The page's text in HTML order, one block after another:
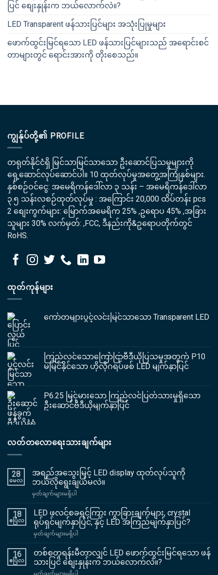
ပြင် စျေးနှုန်းက ဘယ်လောက်လဲ။?
LED Transparent ဖန်သားပြင်များ အသုံးပြုမှုများ
ဖောက်ထွင်းမြင်ရသော LED ဖန်သားပြင်များသည် အရောင်းစင်
တာများတွင် ရောင်းအားကို တိုးစေသည်။
ကျွန်ုပ်တို့၏ PROFILE
တရုတ်နိုင်ငံရှိ မြင်သာမြင်သာသော ဦးဆောင်ပြသမှုများကို
ရှေ့ဆောင်လုပ်ဆောင်ပါ။ 10 ထုတ်လုပ်မှုအတွေ့အကြုံနှစ်များ.
နှစ်စဉ်ဝင်ငွေ: အမေရိကန်ဒေါ်လာ ၃ သန်း – အမေရိကန်ဒေါ်လာ
၃.၅ သန်းလစဉ်ထုတ်လုပ်မှု : အကြောင်း 20,000 ထိပ်တန်း pcs
2 စျေးကွက်များ: မြောက်အမေရိက 25% ,ဥရောပ 45% ,အခြား
သူများ 30% လက်မှတ်: ,FCC, ဒီနည်းကို&ဥရောပတိုက်တွင်
RoHS.
ထုတ်ကုန်များ
ကော်တများပွင့်လင်းမြင်သာသော Transparent LED
ကြည်လင်သောကြော်ငြာဗီဒီယိုပြသမှုအတွက် P10
မမြင်နိုင်သော ဟိုလိုဂရပ်ဖစ် LED မျက်နှာပြင်
P6.25 မြင့်မားသော ကြည်လင်ပြတ်သားမှုရှိသော
ဦးဆောင်ဗီဒီယိုမျက်နှာပြင်
လတ်တလောရေးသားချက်များ
28
မေလ
အရည်အသွေးမြင့် LED display ထုတ်လုပ်သူကို
ဘယ်လိုရွေးချယ်မလဲ။
မှတ်ချက်များမရှိပါ
မြင့်
LED
display
ထုတ်လုပ်သူ
ဘယ်လို
ရွေးချယ်
မလဲ။
18
ဧပြီလ
LED ဖလင်စခရင်ကြား ကွာခြားချက်များ, crystal
ရုပ်ရှင်မျက်နှာပြင်, နှင့် LED အကြည်မျက်နှာပြင်?
မှတ်ချက်များမရှိပါ
ဖလင်
ခ
16
ဧပြီလ
တစ်စတုရန်းမီတာလျှင် LED ဖောက်ထွင်းမြင်ရသော ဖန်
သားပြင် စျေးနှုန်းက ဘယ်လောက်လဲ။?